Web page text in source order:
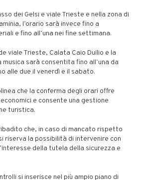
dei Gelsi e viale Trieste e nella zona di
l’orario sarà invece fino a
e fino all’una nei fine settimana.
viale Trieste, Calata Caio Duilio e la
sarà consentita fino all’una da
alle due il venerdì e il sabato.
che la conferma degli orari offre
e consente una gestione
turistica.
che, in caso di mancato rispetto
riserva la possibilità di intervenire con
della tutela della sicurezza e
si inserisce nel più ampio piano di